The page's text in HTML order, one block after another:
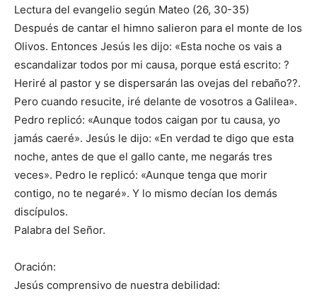
Lectura del evangelio según Mateo (26, 30-35)
Después de cantar el himno salieron para el monte de los
Olivos. Entonces Jesús les dijo: «Esta noche os vais a
escandalizar todos por mi causa, porque está escrito: ?
Heriré al pastor y se dispersarán las ovejas del rebaño??.
Pero cuando resucite, iré delante de vosotros a Galilea».
Pedro replicó: «Aunque todos caigan por tu causa, yo
jamás caeré». Jesús le dijo: «En verdad te digo que esta
noche, antes de que el gallo cante, me negarás tres
veces». Pedro le replicó: «Aunque tenga que morir
contigo, no te negaré». Y lo mismo decían los demás
discípulos.
Palabra del Señor.
Oración:
Jesús comprensivo de nuestra debilidad: